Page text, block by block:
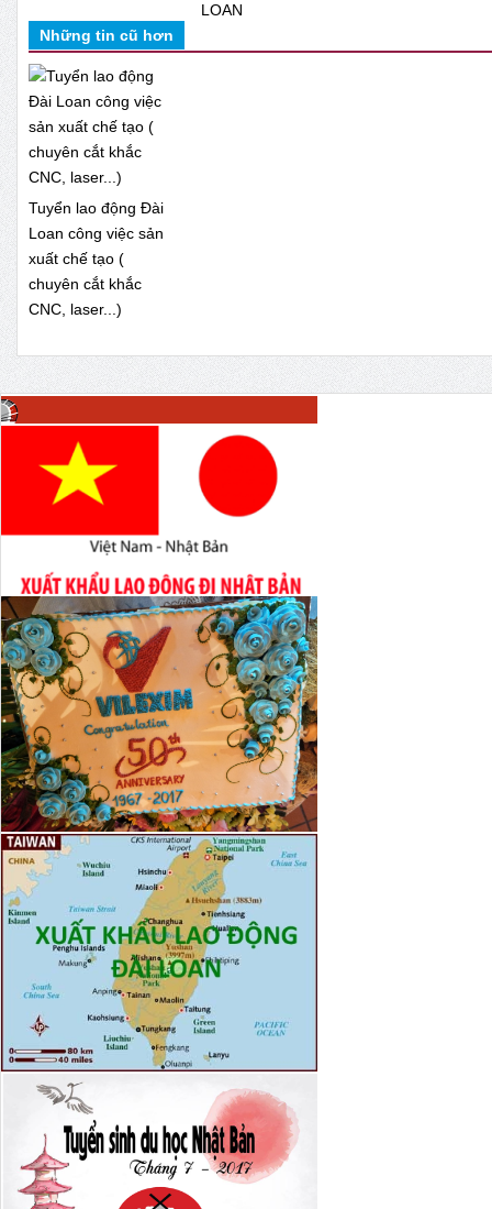
LOAN
Những tin cũ hơn
Tuyển lao động Đài
Loan công việc sản
xuất chế tạo (
chuyên cắt khắc
CNC, laser...)